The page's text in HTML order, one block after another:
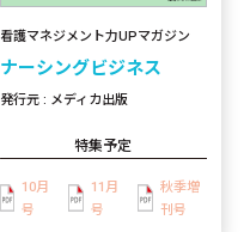
看護マネジメント力UPマガジン
ナーシングビジネス
発行元 : メディカ出版
特集予定
10月
号
11月
号
秋季増
刊号